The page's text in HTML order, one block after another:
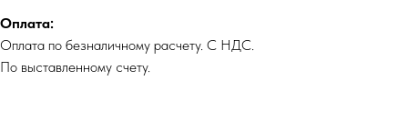
Оплата:
Оплата по безналичному расчету. С НДС.
По выставленному счету.